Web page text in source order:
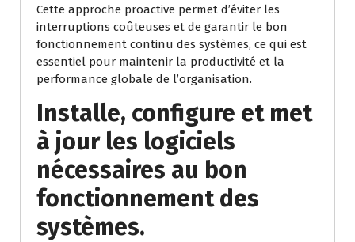
Cette approche proactive permet d’éviter les
interruptions coûteuses et de garantir le bon
fonctionnement continu des systèmes, ce qui est
essentiel pour maintenir la productivité et la
performance globale de l’organisation.
Installe, configure et met
à jour les logiciels
nécessaires au bon
fonctionnement des
systèmes.